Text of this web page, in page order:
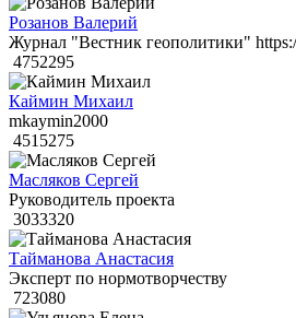
Розанов Валерий
Журнал "Вестник геополитики"
4752295
Каймин Михаил
mkaymin2000
4515275
Масляков Сергей
Руководитель проекта
3033320
Тайманова Анастасия
Эксперт по нормотворчеству
723080